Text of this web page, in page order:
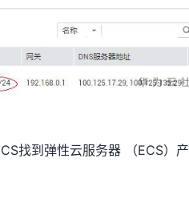
找到弹性云服务器 （ECS）产